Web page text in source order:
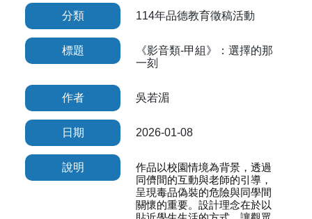
分類 114年品德教育徵稿活動
標題
《影音類-甲組》：選擇的那
一刻
作者 吳若湄
日期 2026-01-08
說明
作品以校園情境為背景，透過
同儕間的互動與老師的引導，
呈現毒品偽裝的危險與同學間
關懷的重要。設計理念在於以